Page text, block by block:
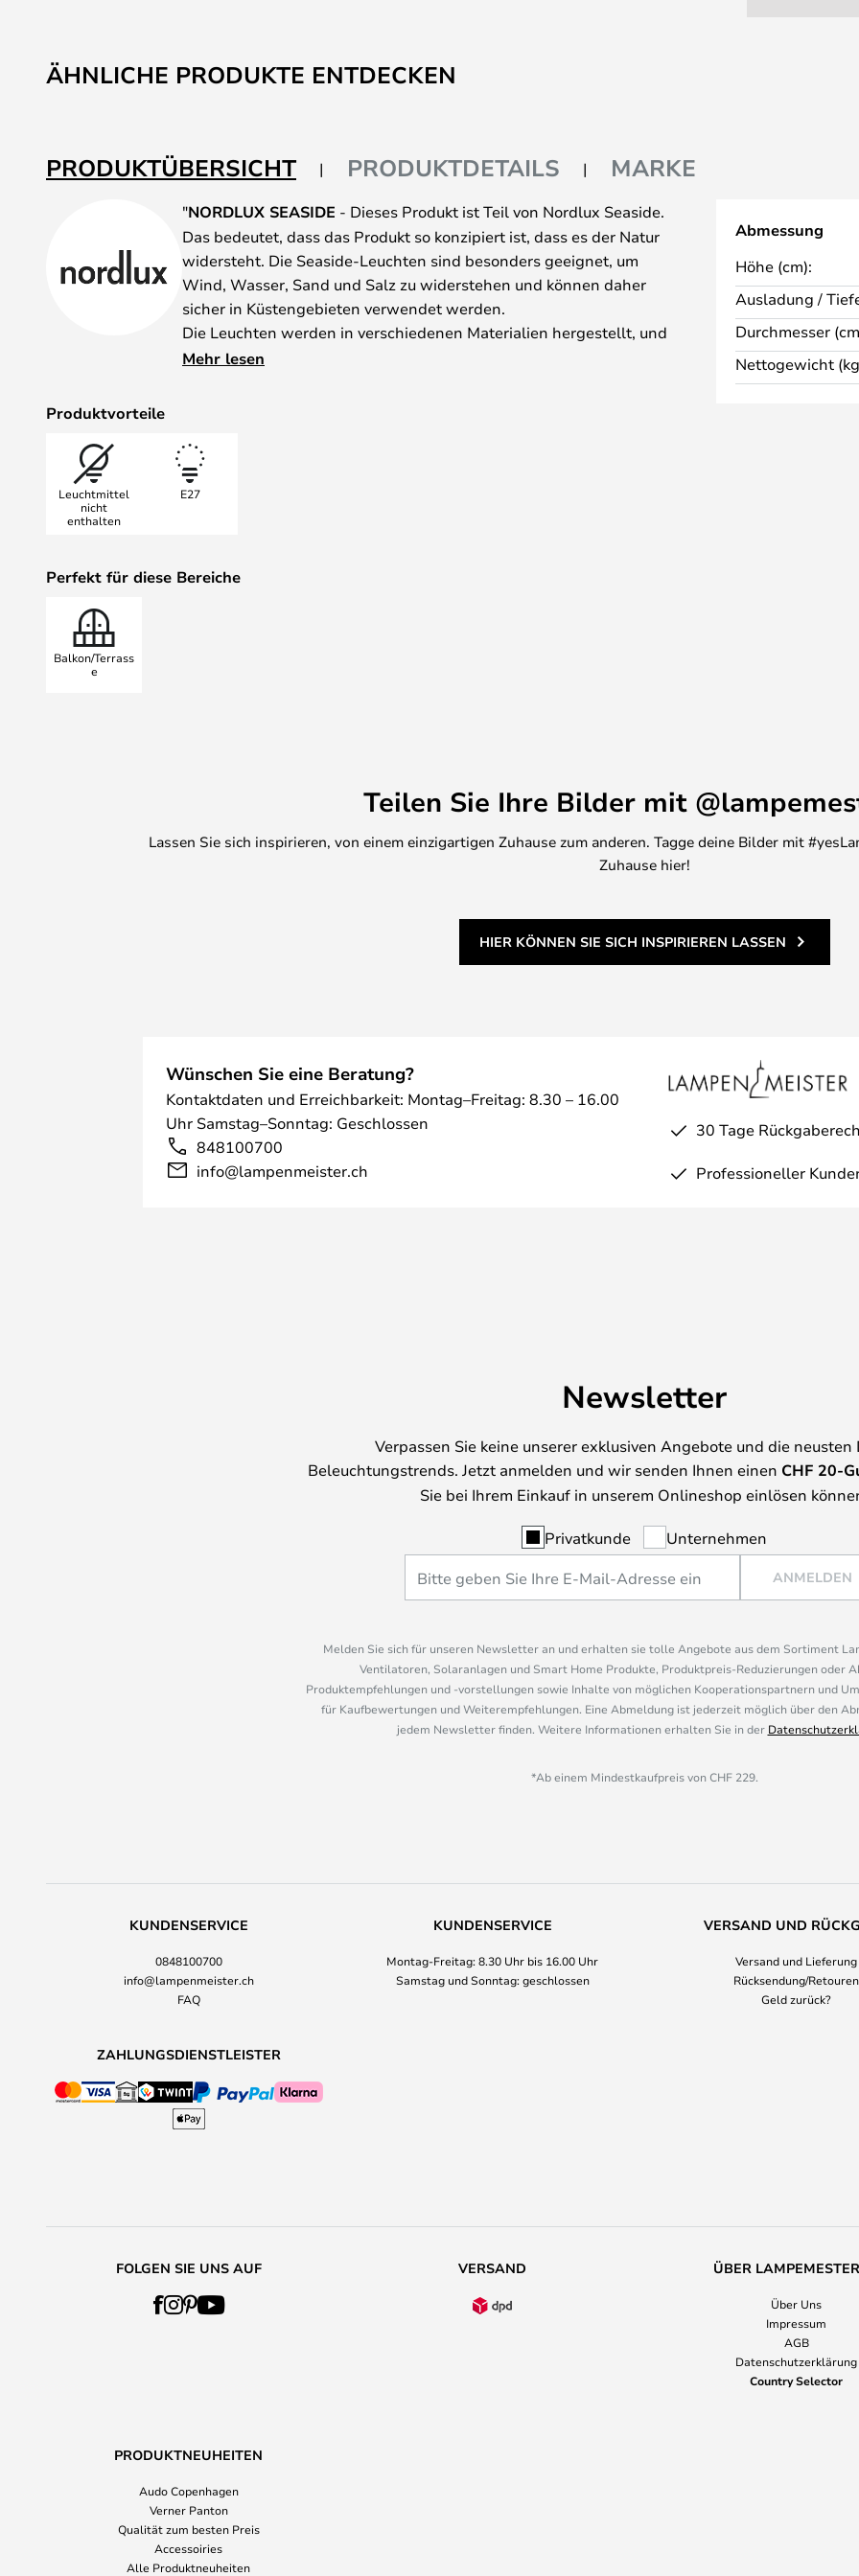
ÄHNLICHE PRODUKTE ENTDECKEN
PRODUKTÜBERSICHT PRODUKTDETAILS MARKE
"NORDLUX SEASIDE - Dieses Produkt ist Teil von Nordlux Seaside.
Das bedeutet, dass das Produkt so konzipiert ist, dass es der Natur
widersteht. Die Seaside-Leuchten sind besonders geeignet, um
Wind, Wasser, Sand und Salz zu widerstehen und können daher
sicher in Küstengebieten verwendet werden.
Die Leuchten werden in verschiedenen Materialien hergestellt, und
es ist wichtig, dass Sie darauf achten, welches Material Sie
Es ist jedoch wichtig, darauf hinzuweisen, dass weder
Unebenheiten noch Patinierung die Haltbarkeit und Lebensdauer
der Lampe beeinträchtigen."
Mehr lesen
Produktvorteile
Leuchtmittel
nicht
enthalten
E27
Perfekt für diese Bereiche
Balkon/Terrass
e
Abmessung
Höhe (cm):
Ausladung /
Durchmesser
Nettogewicht
Teilen Sie Ihre Bilder mit
Lassen Sie sich inspirieren, von einem einzigartigen Zuhause zum anderen. Tagge deine Bilder mit
Zuhause hier!
HIER KÖNNEN SIE SICH INSPIRIEREN LASSEN
Wünschen Sie eine Beratung?
Kontaktdaten und Erreichbarkeit: Montag–Freitag: 8.30 – 16.00
Uhr Samstag–Sonntag: Geschlossen
848100700
info@lampenmeister.ch
30 Tage
Professioneller
Newsletter
Verpassen Sie keine unserer exklusiven Angebote und die neusten
Beleuchtungstrends. Jetzt anmelden und wir senden Ihnen einen CHF 20-
Sie bei Ihrem Einkauf in unserem Onlineshop einlösen
Privatkunde Unternehmen
ANMELDEN
Melden Sie sich für unseren Newsletter an und erhalten sie tolle Angebote aus dem Sortiment
Ventilatoren, Solaranlagen und Smart Home Produkte, Produktpreis-Reduzierungen oder
Produktempfehlungen und -vorstellungen sowie Inhalte von möglichen Kooperationspartnern und
für Kaufbewertungen und Weiterempfehlungen. Eine Abmeldung ist jederzeit möglich über den
jedem Newsletter finden. Weitere Informationen erhalten Sie in der
*Ab einem Mindestkaufpreis von CHF 229.
KUNDENSERVICE
0848100700
info@lampenmeister.ch
FAQ
KUNDENSERVICE
Montag-Freitag: 8.30 Uhr bis 16.00 Uhr
Samstag und Sonntag: geschlossen
VERSAND UND
Versand und Lieferung
Rücksendung/Retouren
Geld zurück?
ZAHLUNGSDIENSTLEISTER
FOLGEN SIE UNS AUF VERSAND ÜBER
Über Uns
Impressum
AGB
Datenschutzerklärung
Country Selector
PRODUKTNEUHEITEN
Audo Copenhagen
Verner Panton
Qualität zum besten Preis
Accessoiries
Alle Produktneuheiten